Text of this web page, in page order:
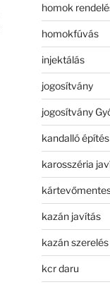
homok
homokfúvás
injektálás
jogosítvány
jogosítvány
kandalló építés
karosszéria
kazán javítás
kazán szerelés
kcr daru